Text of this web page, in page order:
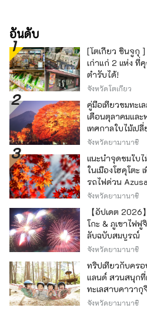
ธรรมชาติโดยมีน้ำจา
แม่น้ำและเป็นร่องลึก
การเพาะพันธุ์ปลาแล
เพลิดเพลินกับปลาท้อง
แมคเคอเรล ปลาโบนิ
แดง และกุ้งเชอร์รี่ที่จั
ญี่ปุ่นเท่านั้น [ไมซ์] ไม่
ท่องเที่ยวเท่านั้น แต่ยั
ไมซ์อีกด้วย เรามุ่งมั่น
รีสอร์ท'' ที่จุดชมวิว ``
เมือง ``ไมซ์ขนาดให
``งานแสดงสินค้า/นิท
นิทรรศการที่ใหญ่ที่สุด
คำแนะนำตามคำขอข
MICE" ที่สามารถมอง
แนะนำให้ใช้ในพิธีมอ
เกี่ยวข้องกับภูเขาไฟฟู
ตัว'' และ ``สวนพร้อม
ทัวร์และการทัศนศึกษ
เกี่ยวข้องกับชา'' อันเ
อ่าว Suruga ที่ลึกที่สุ
เกี่ยวกับภูเขาไฟฟูจิ'' แ
อันดับ
[โตเกียว ชินจูกุ
เก่าแก่ 2 แห่ง
ตำรับได้!
จังหวัดโตเกียว
คู่มือเที่ยวชมทะเ
เดือนตุลาคมแล
เทศกาลใบไม้เป
จังหวัดยามานาชิ
แนะนำจุดชมใบ
ในเมืองโฮคุโตะ
รถไฟด่วน Azusa
จังหวัดยามานาชิ
【อัปเดต
โกะ & ภูเขาไฟฟู
ลับฉบับสมบูรณ์
จังหวัดยามานาชิ
ทริปเที่ยวกับคร
แลนด์ สวนสนุกที่
ทะเลสาบคาวากุ
จังหวัดยามานาชิ